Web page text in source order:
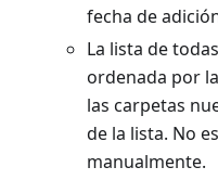
fecha de
La lista de
ordenada por
las carpetas
de la lista. No
manualmente.